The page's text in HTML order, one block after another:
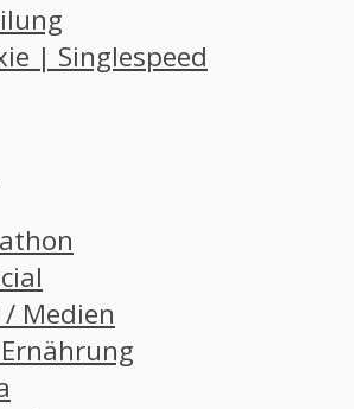
| Singlespeed
Medien